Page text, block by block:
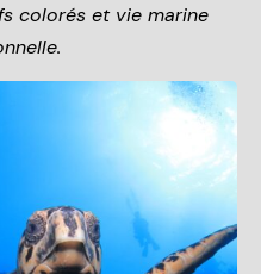
colorés et vie marine